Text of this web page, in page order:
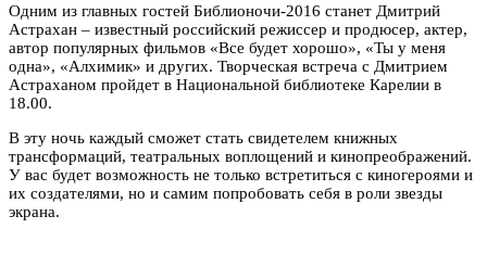
Одним из главных гостей Библионочи-2016 станет Дмитрий
Астрахан – известный российский режиссер и продюсер, актер,
автор популярных фильмов «Все будет хорошо», «Ты у меня
одна», «Алхимик» и других. Творческая встреча с Дмитрием
Астраханом пройдет в Национальной библиотеке Карелии в
18.00.
В эту ночь каждый сможет стать свидетелем книжных
трансформаций, театральных воплощений и кинопреображений.
У вас будет возможность не только встретиться с киногероями и
их создателями, но и самим попробовать себя в роли звезды
экрана.